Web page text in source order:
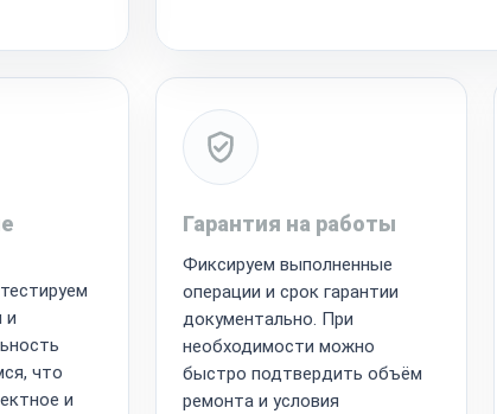
и
что
и
Гарантия на работы
Фиксируем выполненные
операции и срок гарантии
документально. При
необходимости можно
быстро подтвердить объём
ремонта и условия